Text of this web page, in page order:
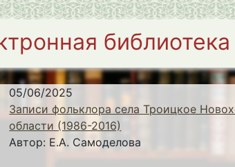
05/06/2025
Записи фольклора села Троицкое
области (1986-2016)
Автор: Е.А. Самоделова